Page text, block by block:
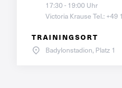
17:30 - 19:00 Uhr
Victoria Krause Tel.: +49
TRAININGSORT
Badylonstadion, Platz 1